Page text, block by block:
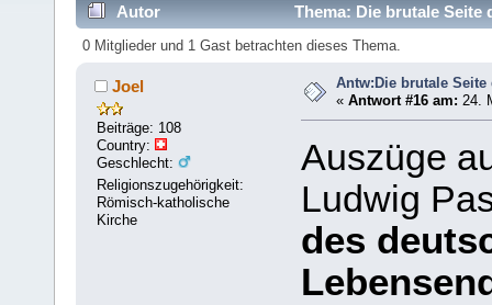
Autor Thema: Die brutale Seite
0 Mitglieder und 1 Gast betrachten dieses Thema.
Joel
Beiträge: 108
Country:
Geschlecht:
Religionszugehörigkeit:
Römisch-katholische
Kirche
Antw:Die brutale Seite
«Antwort #16 am: 24.
Auszüge
Ludwig
des